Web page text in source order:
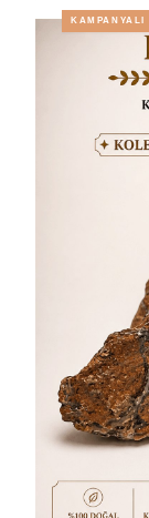
KAMPANYALI